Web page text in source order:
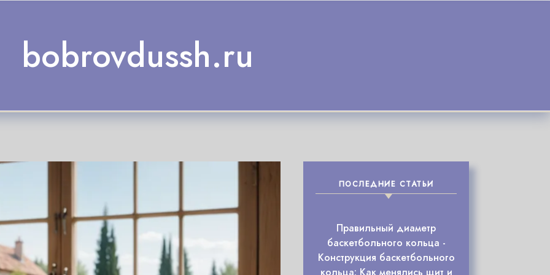
bobrovdussh.ru
ПОСЛЕДНИЕ СТАТЬИ
Правильный диаметр
баскетбольного кольца -
Конструкция баскетбольного